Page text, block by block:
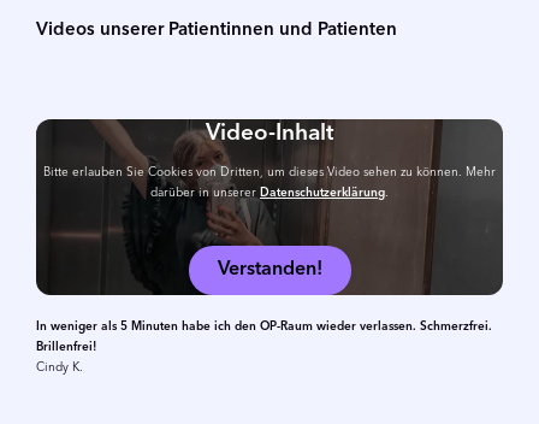
Videos unserer Patientinnen und Patienten
Video-Inhalt
Bitte erlauben Sie Cookies von Dritten, um dieses Video sehen zu können. Mehr
darüber in unserer Datenschutzerklärung
Verstanden!
In weniger als 5 Minuten habe ich den OP-Raum wieder verlassen. Schmerzfrei.
Brillenfrei!
Cindy K.